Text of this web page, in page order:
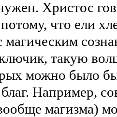
Христос
что ели
магическим
такую
можно было
Например,
магизма)